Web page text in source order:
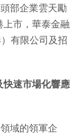
部企業雲天勵
市，華泰金融
有限公司及招
快速市場化響應
域的領軍企